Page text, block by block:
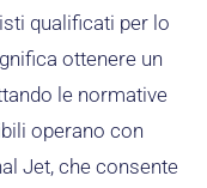
qualificati per lo
ottenere un
le normative
operano con
Jet, che consente